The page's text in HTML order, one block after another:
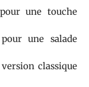
une touche
une salade
classique